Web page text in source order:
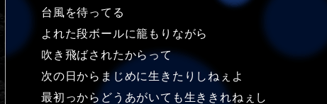
台風を待ってる
よれた段ボールに籠もりながら
吹き飛ばされたからって
次の日からまじめに生きたりしねぇよ
最初っからどうあがいても生ききれねぇし